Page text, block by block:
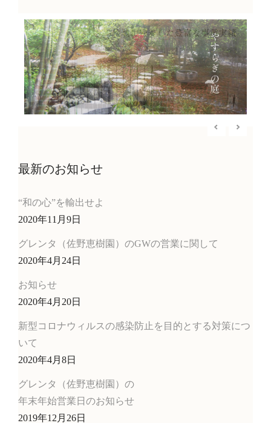
最新のお知らせ
“和の心”を輸出せよ
2020年11月9日
グレンタ（佐野恵樹園）のGWの営業に関して
2020年4月24日
お知らせ
2020年4月20日
新型コロナウィルスの感染防止を目的とする対策につ
いて
2020年4月8日
グレンタ（佐野恵樹園）の
年末年始営業日のお知らせ
2019年12月26日